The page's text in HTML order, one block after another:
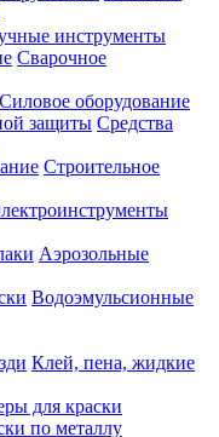
инструменты
Сварочное
Силовое оборудование
Средства
Строительное
Аэрозольные
Водоэмульсионные
Клей, пена, жидкие
для краски
по металлу